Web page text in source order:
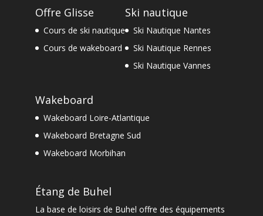
Offre Glisse
Cours de ski nautique
Cours de wakeboard
Ski nautique
Ski Nautique Nantes
Ski Nautique Rennes
Ski Nautique Vannes
Wakeboard
Wakeboard Loire-Atlantique
Wakeboard Bretagne Sud
Wakeboard Morbihan
Étang de Buhel
La base de loisirs de Buhel offre des équipements